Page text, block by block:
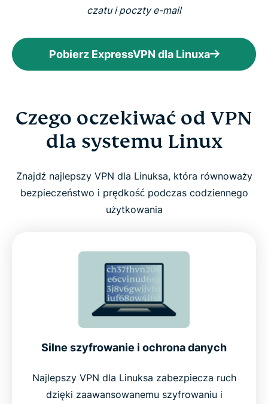
czatu i poczty e-mail
Pobierz ExpressVPN dla Linuxa
Czego oczekiwać od VPN
dla systemu Linux
Znajdź najlepszy VPN dla Linuksa, która równoważy
bezpieczeństwo i prędkość podczas codziennego
użytkowania
Silne szyfrowanie i ochrona danych
Najlepszy VPN dla Linuksa zabezpiecza ruch
dzięki zaawansowanemu szyfrowaniu i